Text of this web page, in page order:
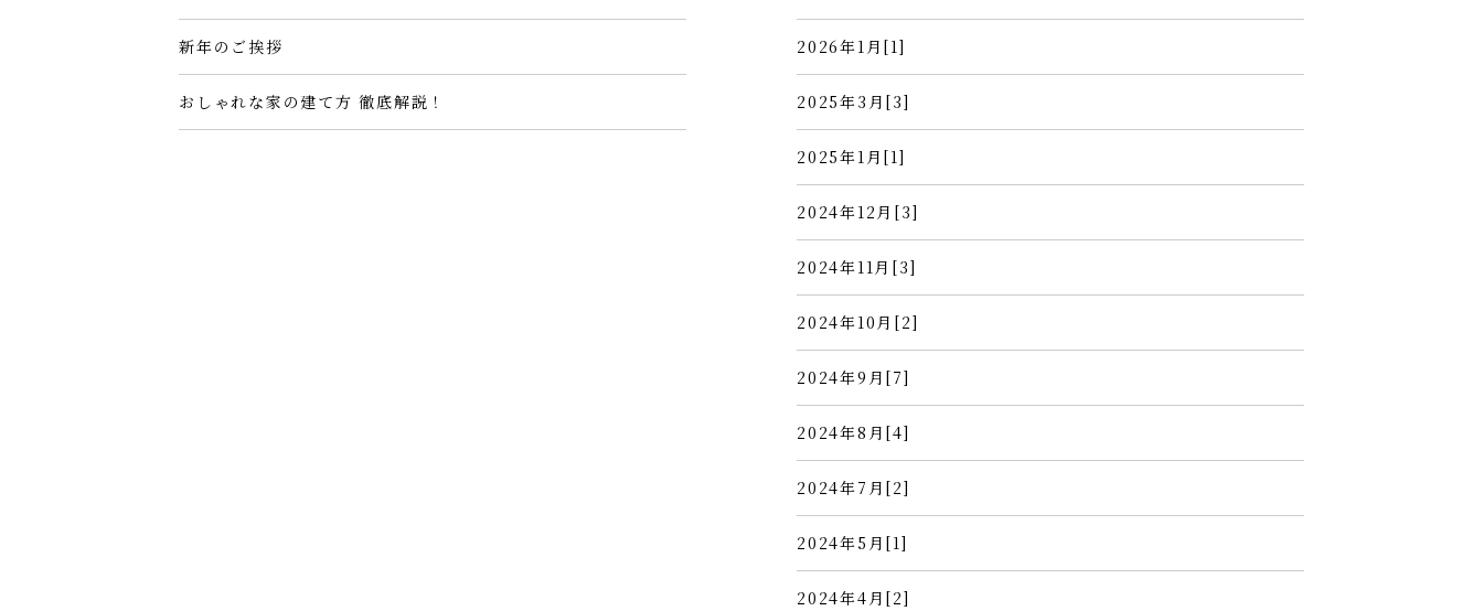
新年のご挨拶
おしゃれな家の建て方 徹底解説！
2026年1月[1]
2025年3月[3]
2025年1月[1]
2024年12月[3]
2024年11月[3]
2024年10月[2]
2024年9月[7]
2024年8月[4]
2024年7月[2]
2024年5月[1]
2024年4月[2]